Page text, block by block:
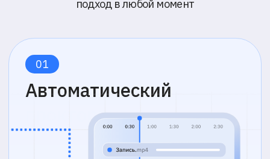
Запись и доказательная база
Поддержка ИИ
Интерактивный контроль
для взаимодействия с экзаменуемыми
контролировать до 30 участников,
подсказывает текущую активность и
Все действия участников сохраняются